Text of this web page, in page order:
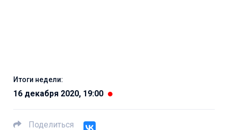
Итоги недели:
16 декабря 2020, 19:00
Поделиться